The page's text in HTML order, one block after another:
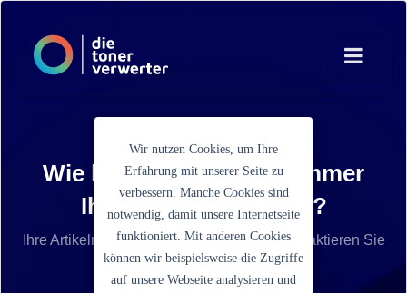
Wie lautet die Artikelnummer
Ihrer Tonerkartusche?
Ihre Artikelnummer ist nicht aufgelistet? Kontaktieren Sie
unseren Service.
Wir nutzen Cookies, um Ihre
Erfahrung mit unserer Seite zu
verbessern. Manche Cookies sind
notwendig, damit unsere Internetseite
funktioniert. Mit anderen Cookies
können wir beispielsweise die Zugriffe
auf unsere Webseite analysieren und